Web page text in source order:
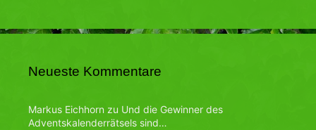
Neueste Kommentare
Markus Eichhorn zu Und die Gewinner des
Adventskalenderrätsels sind…